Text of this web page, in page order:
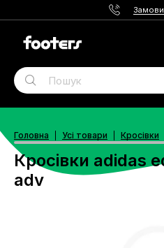
Головна Усі товари Кросівки
Кросівки adidas
adv